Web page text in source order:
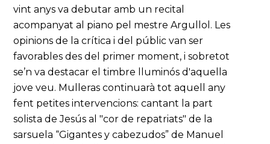
vint anys va debutar amb un recital
acompanyat al piano pel mestre Argullol. Les
opinions de la crítica i del públic van ser
favorables des del primer moment, i sobretot
se’n va destacar el timbre lluminós d'aquella
jove veu. Mulleras continuarà tot aquell any
fent petites intervencions: cantant la part
solista de Jesús al "cor de repatriats" de la
sarsuela “Gigantes y cabezudos” de Manuel